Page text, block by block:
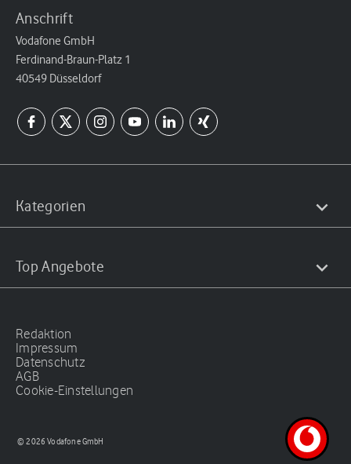
Anschrift
Vodafone GmbH
Ferdinand-Braun-Platz 1
40549 Düsseldorf
Kategorien
Top Angebote
Redaktion
Impressum
Datenschutz
AGB
Cookie-Einstellungen
© 2026 Vodafone GmbH